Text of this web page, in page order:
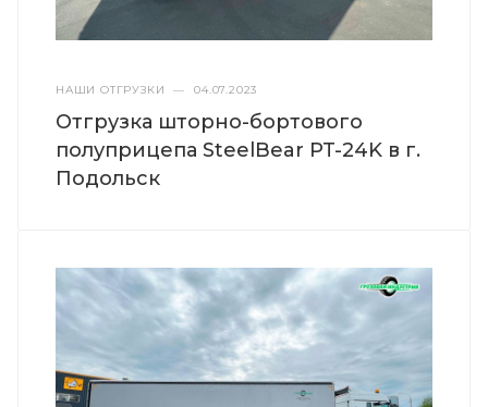
НАШИ ОТГРУЗКИ — 04.07.2023
Отгрузка шторно-бортового
полуприцепа SteelBear PT-24K в г.
Подольск